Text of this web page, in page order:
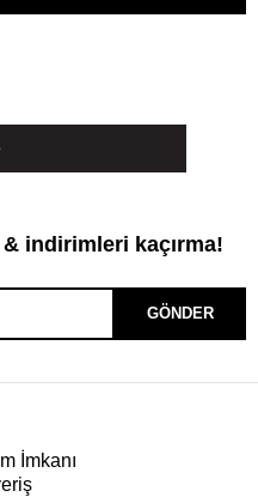
indirimleri kaçırma!
GÖNDER
İmkanı